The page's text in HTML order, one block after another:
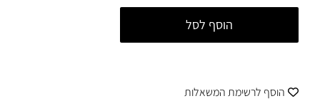
הוסף לסל
הוסף לרשימת המשאלות